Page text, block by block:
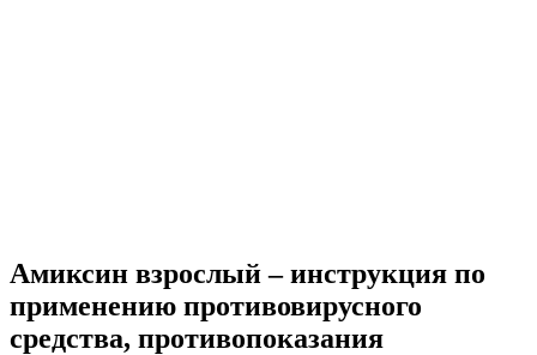
Амиксин взрослый – инструкция по
применению противовирусного
средства, противопоказания